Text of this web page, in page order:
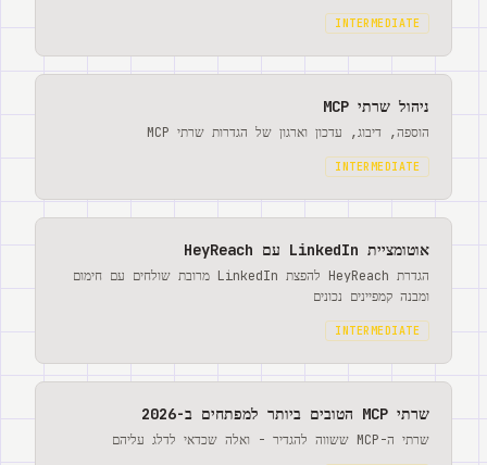
INTERMEDIATE
ניהול שרתי MCP
הוספה, דיבוג, עדכון וארגון של הגדרות שרתי MCP
INTERMEDIATE
אוטומציית LinkedIn עם HeyReach
הגדרת HeyReach להפצת LinkedIn מרובת שולחים עם חימום
ומבנה קמפיינים נכונים
INTERMEDIATE
שרתי MCP הטובים ביותר למפתחים ב-2026
שרתי ה-MCP ששווה להגדיר - ואלה שכדאי לדלג עליהם